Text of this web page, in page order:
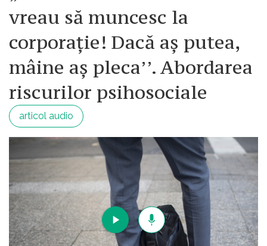
vreau să muncesc la
corporație! Dacă aș putea,
mâine aș pleca’’. Abordarea
riscurilor psihosociale
articol audio